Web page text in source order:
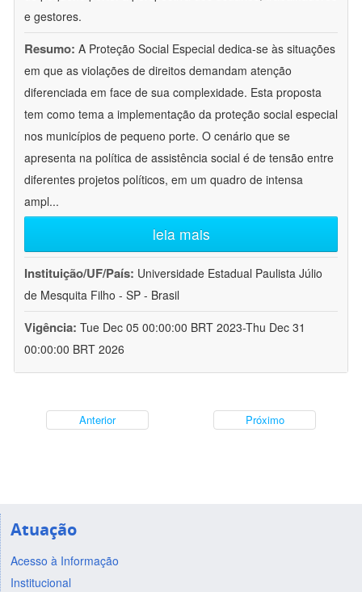
e gestores.
Resumo: A Proteção Social Especial dedica-se às situações
em que as violações de direitos demandam atenção
diferenciada em face de sua complexidade. Esta proposta
tem como tema a implementação da proteção social especial
nos municípios de pequeno porte. O cenário que se
apresenta na política de assistência social é de tensão entre
diferentes projetos políticos, em um quadro de intensa
ampl...
leia mais
Instituição/UF/País: Universidade Estadual Paulista Júlio
de Mesquita Filho - SP - Brasil
Vigência: Tue Dec 05 00:00:00 BRT 2023-Thu Dec 31
00:00:00 BRT 2026
Anterior Próximo
Atuação
Acesso à Informação
Institucional